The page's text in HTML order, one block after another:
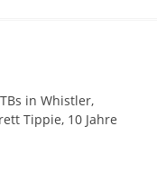
in Whistler,
Tippie, 10 Jahre